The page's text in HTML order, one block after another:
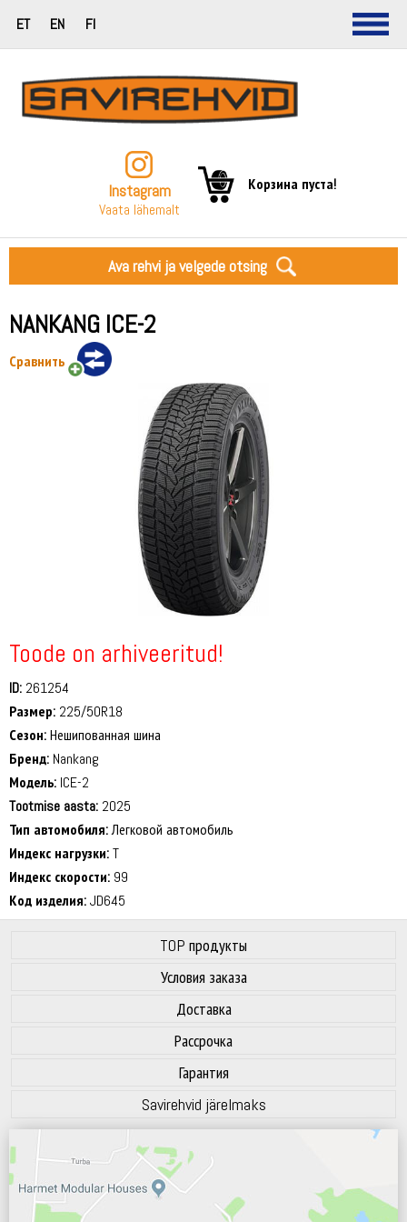
ET EN FI
Instagram
Vaata lähemalt
Корзина пуста!
Ava rehvi ja velgede otsing
NANKANG ICE-2
Сравнить
Toode on arhiveeritud!
ID: 261254
Размер: 225/50R18
Сезон:Нешипованная шина
Бренд: Nankang
Модель: ICE-2
Tootmise aasta: 2025
Тип автомобиля:Легковой автомобиль
Индекс нагрузки:T
Индекс скорости: 99
Код изделия:JD645
TOP продукты
Условия заказа
Доставка
Рассрочка
Гарантия
Savirehvid järelmaks